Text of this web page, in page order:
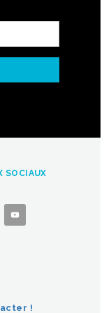
SOCIAUX
!